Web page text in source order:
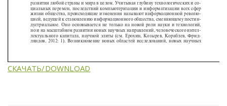
СКАЧАТЬ/DOWNLOAD